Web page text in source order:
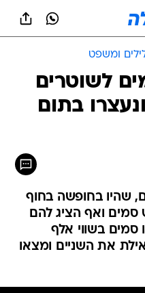
ומשפט
לשוטרים
בתום
שהיו בחופשה בחוף
סמים ואף הציג להם
בשווי אלף
את השניים ומצאו